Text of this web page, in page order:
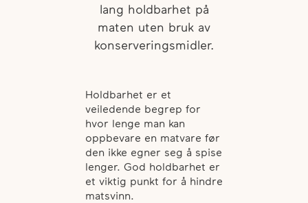
lang holdbarhet på
maten uten bruk av
konserveringsmidler.
Holdbarhet er et
veiledende begrep for
hvor lenge man kan
oppbevare en matvare før
den ikke egner seg å spise
lenger. God holdbarhet er
et viktig punkt for å hindre
matsvinn.